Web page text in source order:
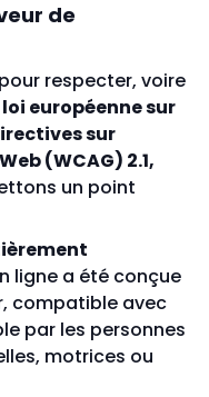
de
respecter, voire
loi européenne sur
sur
(WCAG) 2.1,
un point
ligne a été conçue
compatible avec
par les personnes
motrices ou